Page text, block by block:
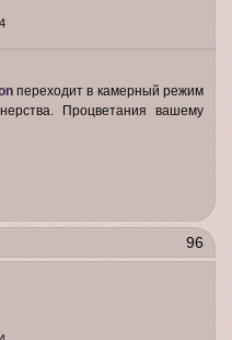
переходит в камерный режим
Процветания вашему
96